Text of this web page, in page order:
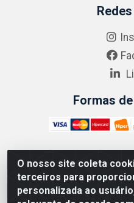
O nosso site coleta
terceiros para
personalizada ao
Formas
ABRASEG COMÉRCIO
10.894.768/0001-00 -
Penha Circular - Rio de